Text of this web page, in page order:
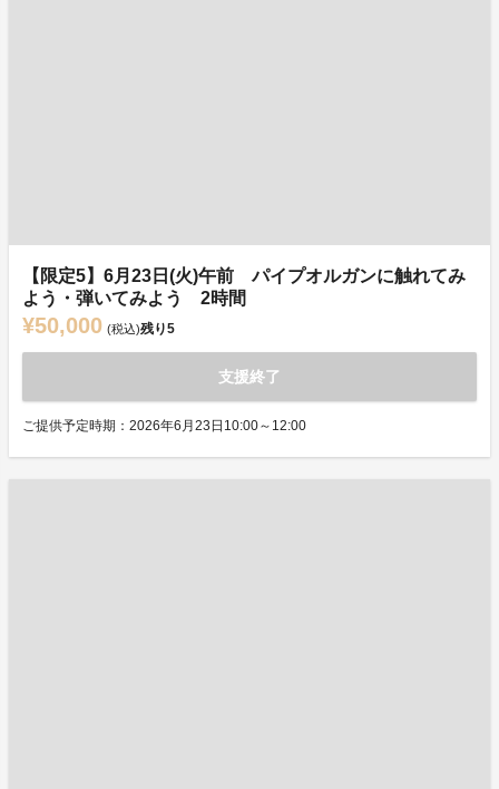
【限定5】6月23日(火)午前 パイプオルガンに触れてみ
よう・弾いてみよう 2時間
¥50,000 (税込)残り5
支援終了
ご提供予定時期：2026年6月23日10:00～12:00